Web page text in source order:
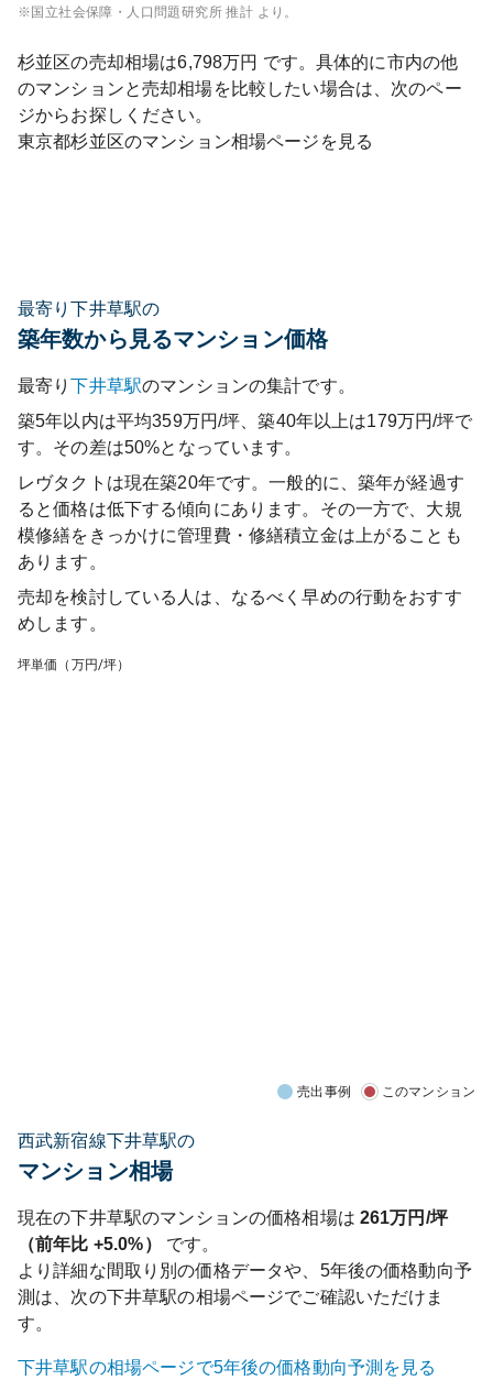
※国立社会保障・人口問題研究所 推計 より。
杉並区の売却相場は6,798万円 です。具体的に市内の他
のマンションと売却相場を比較したい場合は、次のペー
ジからお探しください。
東京都杉並区のマンション相場ページを見る
最寄り下井草駅の
築年数から見るマンション価格
最寄り下井草駅のマンションの集計です。
築5年以内は平均359万円/坪、築40年以上は179万円/坪で
す。その差は50%となっています。
レヴタクト は現在築20年です。一般的に、築年が経過す
ると価格は低下する傾向にあります。その一方で、大規
模修繕をきっかけに管理費・修繕積立金は上がることも
あります。
売却を検討している人は、なるべく早めの行動をおすす
めします。
坪単価（万円/坪）
売出事例 このマンション
西武新宿線下井草駅の
マンション相場
現在の下井草駅のマンションの価格相場は 261万円/坪
（前年比 +5.0%）
です。
より詳細な間取り別の価格データや、5年後の価格動向予
測は、次の下井草駅の相場ページでご確認いただけま
す。
下井草駅の相場ページで5年後の価格動向予測を見る